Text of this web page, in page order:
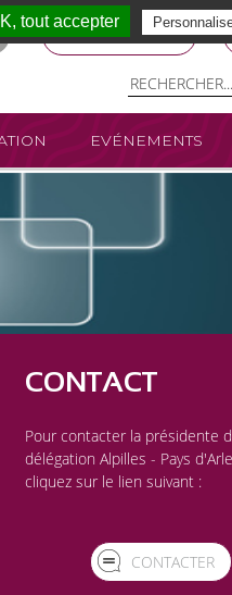
ESPACE MEMBRE
EVÉNEMENTS
CONTACT
Pour contacter la présidente
délégation Alpilles - Pays
cliquez sur le lien suivant :
CONTACTER
tout accepter